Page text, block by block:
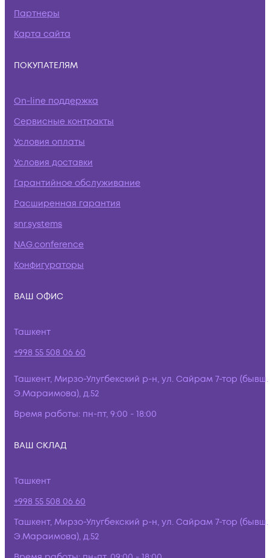
Партнеры
Карта сайта
ПОКУПАТЕЛЯМ
On-line поддержка
Сервисные контракты
Условия оплаты
Условия доставки
Гарантийное обслуживание
Расширенная гарантия
snr.systems
NAG.conference
Конфигураторы
ВАШ ОФИС
Ташкент
+998 55 508 06 60
Ташкент, Мирзо-Улугбекский р-н, ул. Сайрам 7-тор (бывш.
Э.Мараимова), д.52
Время работы: пн-пт, 9:00 - 18:00
ВАШ СКЛАД
Ташкент
+998 55 508 06 60
Ташкент, Мирзо-Улугбекский р-н, ул. Сайрам 7-тор (бывш.
Э.Мараимова), д.52